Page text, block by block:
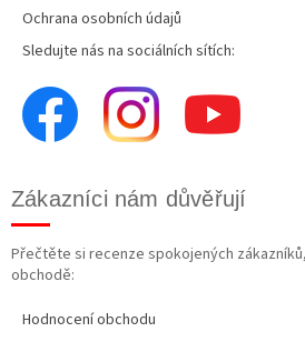
Ochrana osobních údajů
Sledujte nás na sociálních sítích:
Zákazníci nám důvěřují
Přečtěte si recenze spokojených
obchodě:
Hodnocení obchodu